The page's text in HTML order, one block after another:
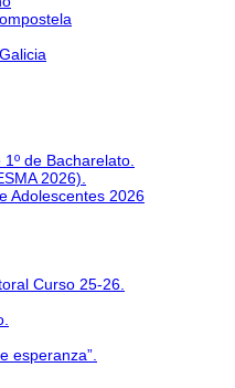
de Bacharelato.
2026).
Adolescentes 2026
Curso 25-26.
esperanza”.